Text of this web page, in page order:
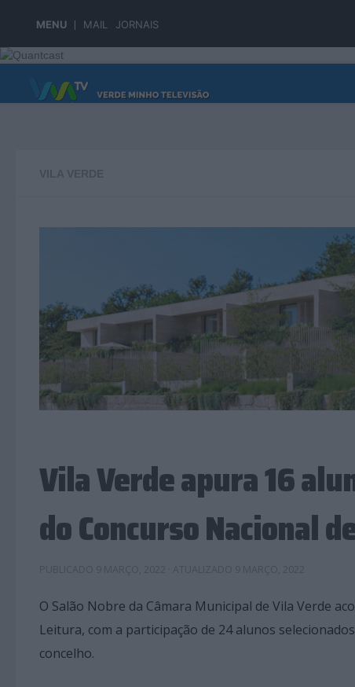
MENU MAIL JORNAIS
Skip to content
Vila Verde apura 16
do Concurso Nacional
O Salão Nobre da Câmara Municipal de Vila Verde
Leitura, com a participação de 24 alunos
concelho.